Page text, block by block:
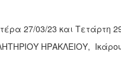
27/03/23 και Τετάρτη
ΗΡΑΚΛΕΙΟΥ,